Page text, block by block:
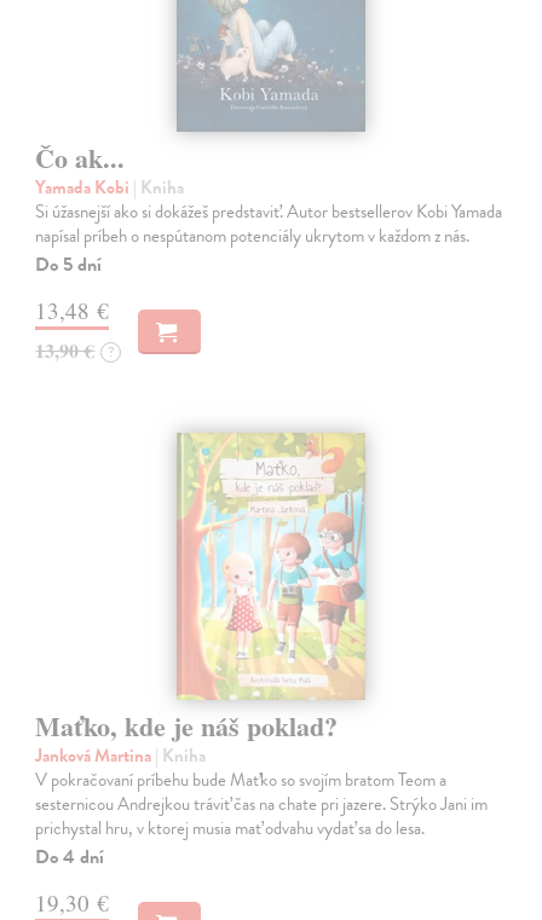
Čo ak...
Yamada Kobi | Kniha
Si úžasnejší ako si dokážeš predstaviť. Autor bestsellerov Kobi Yamada
napísal príbeh o nespútanom potenciály ukrytom v každom z nás.
Do 5 dní
13,48 €
13,90 € ?
Maťko, kde je náš poklad?
Janková Martina| Kniha
V pokračovaní príbehu bude Maťko so svojím bratom Teom a
sesternicou Andrejkou tráviť čas na chate pri jazere. Strýko Jani im
prichystal hru, v ktorej musia mať odvahu vydať sa do lesa.
Do 4 dní
19,30 €